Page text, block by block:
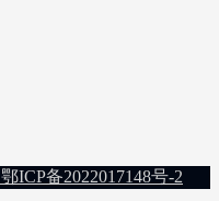
鄂ICP备2022017148号-2